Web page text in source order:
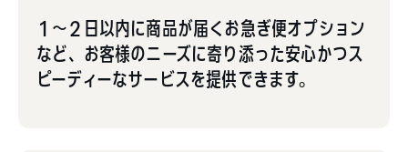
１～２日以内に商品が届くお急ぎ便オプション
など、お客様のニーズに寄り添った安心かつス
ピーディーなサービスを提供できます。